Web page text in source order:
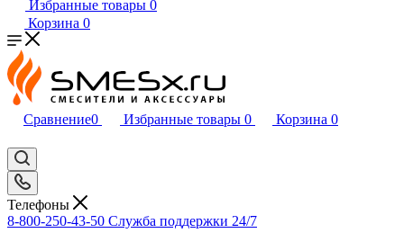
Избранные товары 0
Корзина 0
Сравнение0 Избранные товары 0 Корзина 0
Телефоны
8-800-250-43-50 Служба поддержки 24/7